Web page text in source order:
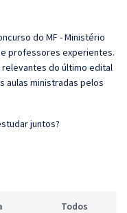
do MF - Ministério
professores experientes.
do último edital
aulas ministradas pelos
juntos?
Todos